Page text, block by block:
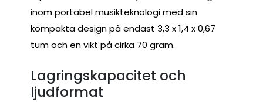
inom portabel musikteknologi med sin
kompakta design på endast 3,3 x 1,4 x 0,67
tum och en vikt på cirka 70 gram.
Lagringskapacitet och
ljudformat